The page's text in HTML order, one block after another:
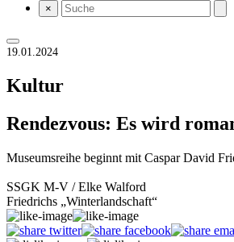
×
19.01.2024
Kultur
Rendezvous: Es wird
Museumsreihe beginnt mit Caspar David
SSGK M-V / Elke Walford
Friedrichs „Winterlandschaft“